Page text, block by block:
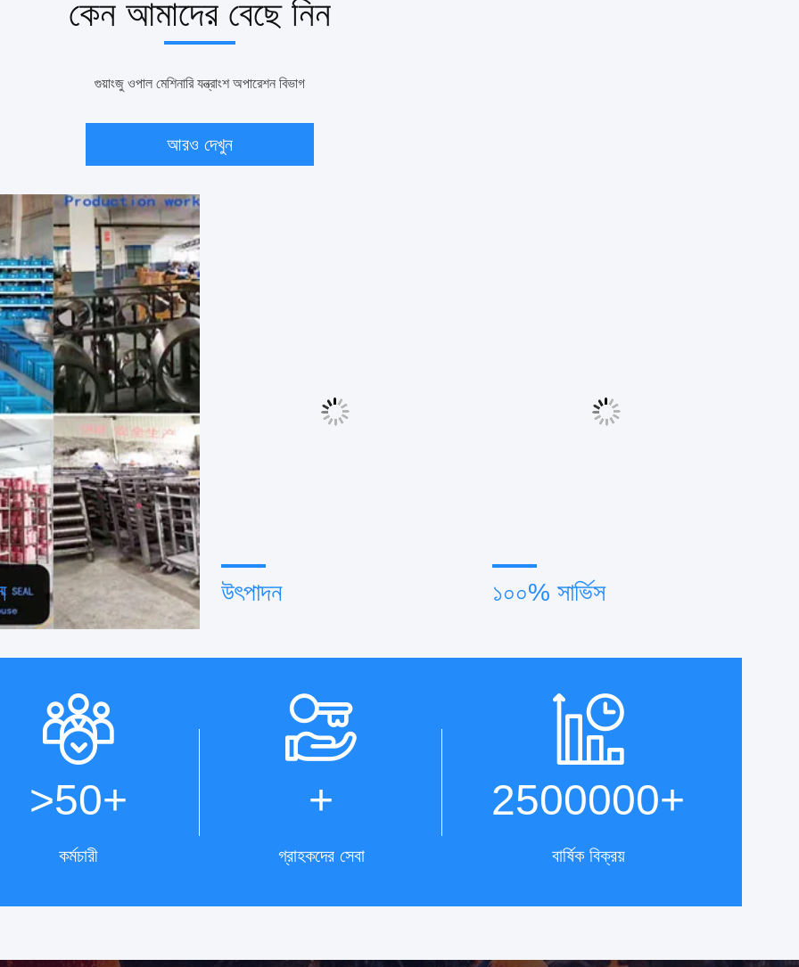
কেন আমাদের বেছে নিন
গুয়াংজু ওপাল মেশিনারি যন্ত্রাংশ অপারেশন বিভাগ
আরও দেখুন
আপনার প্রয়োজনীয় পণ্য তৈরি
উৎপাদন
নিয়ন্ত্রণ ব্যবস্থা। আমরা আপনার চাহিদা অতিক্রম
১০০% সার্ভিস
CIF, DDU এবং DDP। আপনার সকল
খুঁজে পেতে সাহায্য করব।
>50+
কর্মচারী
+
গ্রাহকদের সেবা
2500000+
বার্ষিক বিক্রয়